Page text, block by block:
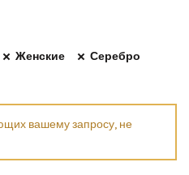
Женские
Серебро
вашему запросу, не